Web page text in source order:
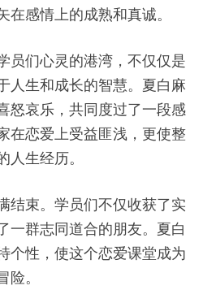
感情上的成熟和真诚。
员们心灵的港湾，不仅仅是
人生和成长的智慧。夏白麻
怒哀乐，共同度过了一段感
在恋爱上受益匪浅，更使整
生经历。
结束。学员们不仅收获了实
一群志同道合的朋友。夏白
个性，使这个恋爱课堂成为
。